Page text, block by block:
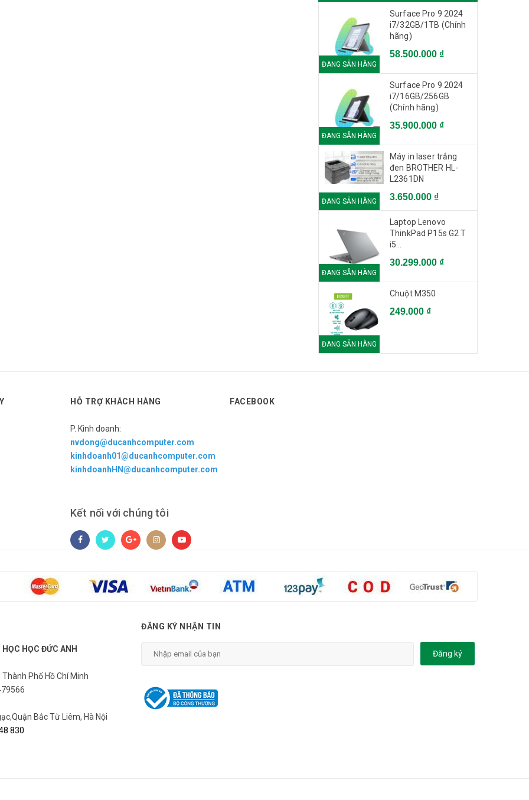
ĐANG SẴN HÀNG
Surface Pro 9 2024
i7/32GB/1TB (Chính
hãng)
58.500.000 ₫
ĐANG SẴN HÀNG
Surface Pro 9 2024
i7/16GB/256GB
(Chính hãng)
35.900.000 ₫
ĐANG SẴN HÀNG
Máy in laser trắng
đen BROTHER HL-
L2361DN
3.650.000 ₫
ĐANG SẴN HÀNG
Laptop Lenovo
ThinkPad P15s G2 T
i5
T500 4GB/Win 11
30.299.000 ₫
ĐANG SẴN HÀNG
Chuột M350
249.000 ₫
HỖ TRỢ KHÁCH HÀNG
P. Kinh doanh:
nvdong@ducanhcomputer.com
kinhdoanh01@ducanhcomputer.com
kinhdoanhHN@ducanhcomputer.com
Kết nối với chúng tôi
FACEBOOK
HỌC ĐỨC ANH
Phố Hồ Chí Minh
Bắc Từ Liêm, Hà Nội
830
ĐĂNG KÝ NHẬN TIN
Đăng ký